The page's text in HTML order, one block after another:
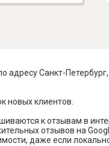
адресу Санкт-
новых клиентов.
к отзывам в
отзывов на
даже если